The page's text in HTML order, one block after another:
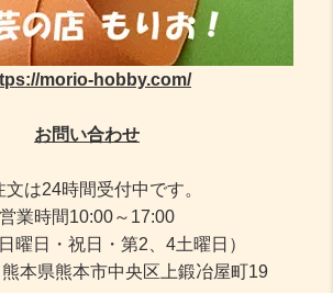
morio-hobby.com/
お問い合わせ
文は24時間受付中です。
営業時間10:00～17:00
曜日・祝日・第2、4土曜日）
本県熊本市中央区上鍛冶屋町19